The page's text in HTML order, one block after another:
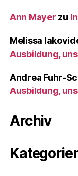
Ann Mayer zu
Melissa
Ausbildung,
Andrea Fuhr-
Ausbildung,
Archiv